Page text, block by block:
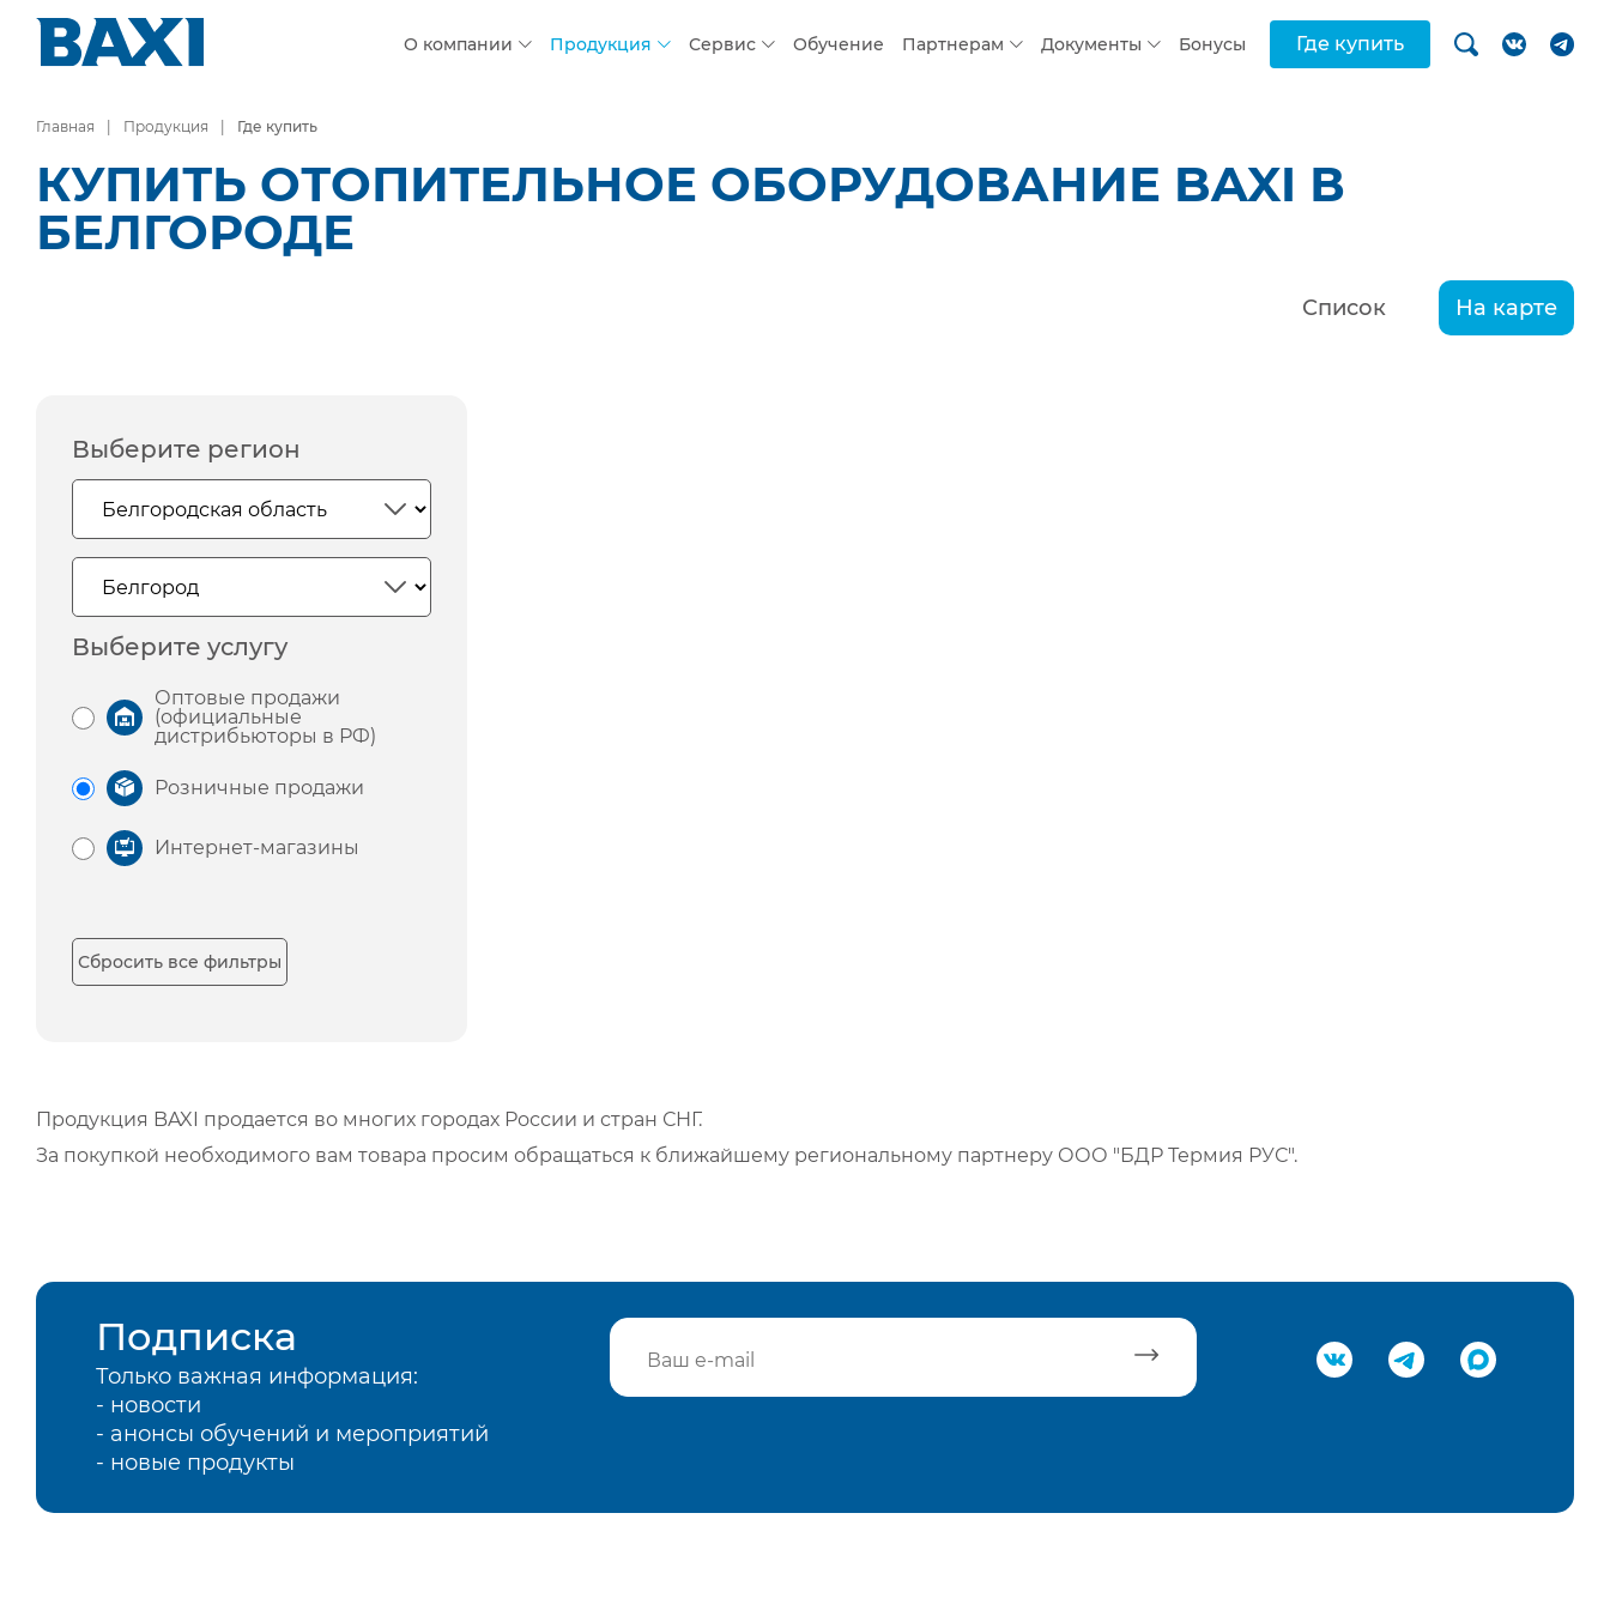
О компании Продукция Сервис Обучение Партнерам Документы Бонусы Где купить
Главная Продукция Где купить
КУПИТЬ ОТОПИТЕЛЬНОЕ ОБОРУДОВАНИЕ BAXI В
БЕЛГОРОДЕ
Список На карте
Выберите регион
Выберите услугу
Оптовые продажи
(официальные
дистрибьюторы в РФ)
Розничные продажи
Интернет-магазины
Сбросить все фильтры
Продукция BAXI продается во многих городах России и стран СНГ.
За покупкой необходимого вам товара просим обращаться к ближайшему региональному партнеру ООО "БДР Термия РУС".
Подписка
Только важная информация:
- новости
- анонсы обучений и мероприятий
- новые продукты